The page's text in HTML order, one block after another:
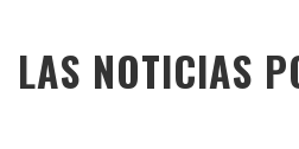
LAS NOTICIAS